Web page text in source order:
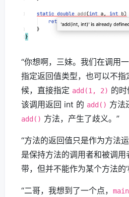
“你想啊，三妹。我们在调用
指定返回值类型，也可以不
候，直接指定 add(1, 2) 的
该调用返回 int 的 add() 方法
add() 方法，产生了歧义。”
“方法的返回值只是作为方法
是保持方法的调用者和被调
带，但并不能作为某个方法的‘
“二哥，我想到了一个点，